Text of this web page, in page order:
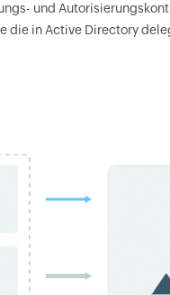
und
die in Active Directory